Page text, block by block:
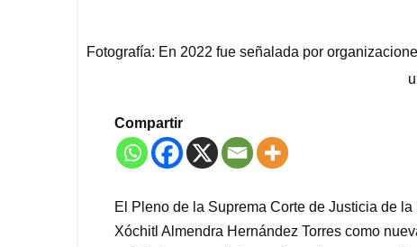
Fotografía: En 2022 fue señalada por
Compartir
El Pleno de la Suprema Corte de Justicia de
Xóchitl Almendra Hernández Torres como